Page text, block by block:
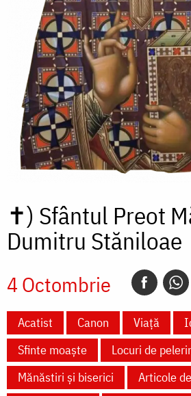
✝) Sfântul Preot
Dumitru Stăniloae
4 Octombrie
Acatist Canon Viață
Sfinte moaște
Locuri de
Mănăstiri și biserici
Articole